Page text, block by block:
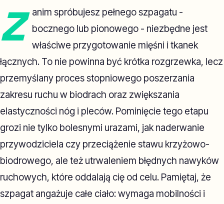
Z
anim spróbujesz pełnego szpagatu -
bocznego lub pionowego - niezbędne jest
właściwe przygotowanie mięśni i tkanek
łącznych. To nie powinna być krótka rozgrzewka, lecz
przemyślany proces stopniowego poszerzania
zakresu ruchu w biodrach oraz zwiększania
elastyczności nóg i pleców. Pominięcie tego etapu
grozi nie tylko bolesnymi urazami, jak naderwanie
przywodziciela czy przeciążenie stawu krzyżowo-
biodrowego, ale też utrwaleniem błędnych nawyków
ruchowych, które oddalają cię od celu. Pamiętaj, że
szpagat angażuje całe ciało: wymaga mobilności i